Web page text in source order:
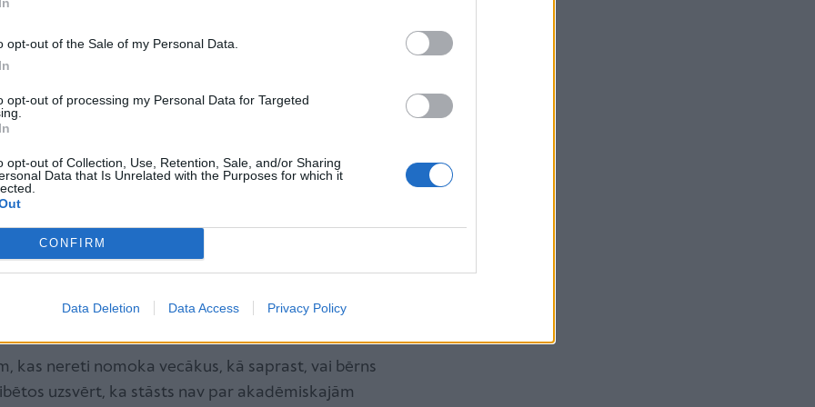
opt-out of the Sale of my Personal Data.
opt-out of processing my Personal Data for Targeted
opt-out of Collection, Use, Retention, Sale, and/or Sharing
Data that Is Unrelated with the Purposes for which it
CONFIRM
Data Deletion Data Access Privacy Policy
Līdz 1,5 gada vecumam bērna attīstība notiek
prasmes, pašapkalpošanās spējas u.c. Bērni
arī attieksme pret lietām, noteiktu kārtību,
tam agrīna pirmsskola nozīmē strukturētu,
noturību un patstāvību, piemēram,
paust savas vajadzības un risināt vienkāršas
kas balstītas rotaļās, palīdz attīstīt sīkās
un iztēli, kā arī veido pamatu turpmākai
un drošības
kas nereti nomoka vecākus, kā saprast, vai bērns
uzsvērt, ka stāsts nav par akadēmiskajām